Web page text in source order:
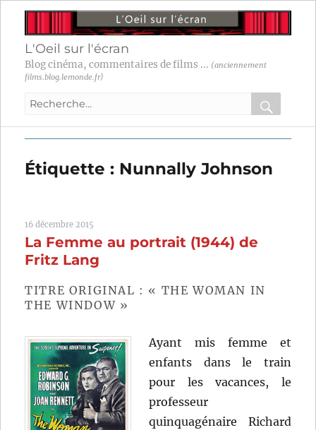
L'Oeil sur l'écran
Blog cinéma, commentaires de films ... (anciennement
films.blog.lemonde.fr)
Recherche
:
OK
Étiquette : Nunnally Johnson
16 décembre 2015
La Femme au portrait (1944) de
Fritz Lang
TITRE ORIGINAL : « THE WOMAN IN
THE WINDOW »
Ayant mis femme et
enfants dans le train
pour les vacances, le
professeur
quinquagénaire Richard